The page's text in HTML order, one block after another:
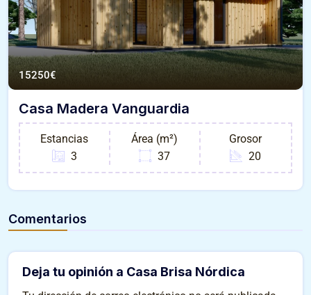
15250€
Casa Madera Vanguardia
Estancias
3
Área (m²)
37
Grosor
20
Comentarios
Deja tu opinión a Casa Brisa Nórdica